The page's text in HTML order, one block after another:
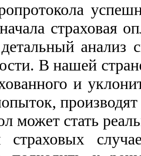
страховая
В нашей
и
может стать
страховых